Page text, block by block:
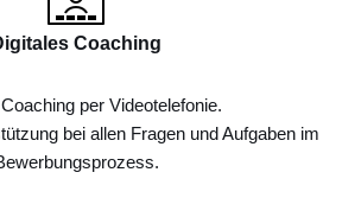
Coaching
per Videotelefonie.
bei allen Fragen und Aufgaben im